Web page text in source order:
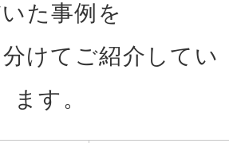
た事例を
けてご紹介してい
ます。